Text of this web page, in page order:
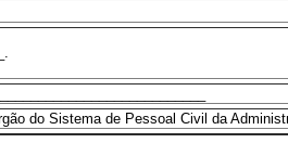
do Sistema de Pessoal Civil da